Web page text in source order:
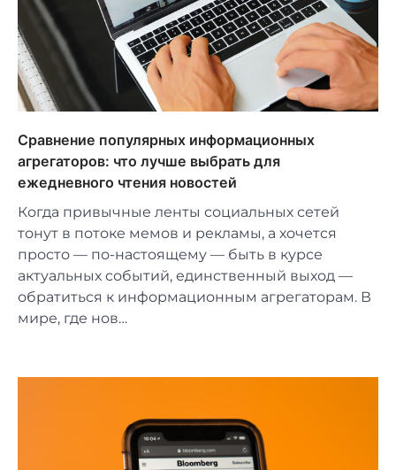
Сравнение популярных информационных
агрегаторов: что лучше выбрать для
ежедневного чтения новостей
Когда привычные ленты социальных сетей
тонут в потоке мемов и рекламы, а хочется
просто — по-настоящему — быть в курсе
актуальных событий, единственный выход —
обратиться к информационным агрегаторам. В
мире, где нов…